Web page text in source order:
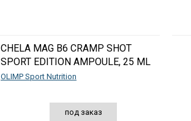
CHELA MAG B6 CRAMP SHOT
SPORT EDITION AMPOULE, 25 ML
OLIMP Sport Nutrition
под заказ